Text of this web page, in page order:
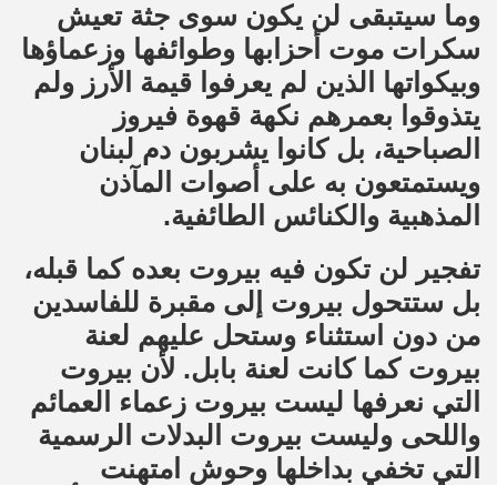
وما سيتبقى لن يكون سوى جثة تعيش
سكرات موت أحزابها وطوائفها وزعماؤها
وبيكواتها الذين لم يعرفوا قيمة الأرز ولم
يتذوقوا بعمرهم نكهة قهوة فيروز
الصباحية، بل كانوا يشربون دم لبنان
ويستمتعون به على أصوات المآذن
المذهبية والكنائس الطائفية.
تفجير لن تكون فيه بيروت بعده كما قبله،
بل ستتحول بيروت إلى مقبرة للفاسدين
من دون استثناء وستحل عليهم لعنة
بيروت كما كانت لعنة بابل. لأن بيروت
التي نعرفها ليست بيروت زعماء العمائم
واللحى وليست بيروت البدلات الرسمية
التي تخفي بداخلها وحوش امتهنت